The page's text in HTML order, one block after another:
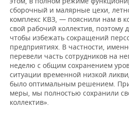
сборочный и малярные цехи,
комплекс КВЗ, — пояснили нам в
свой рабочий коллектив, поэтому
чтобы избежать сокращений
предприятиях. В частности,
перевели часть сотрудников на
неделю с общим сохранением
ситуации временной низкой
было оптимальным решением.
меры, мы полностью сохранили
коллектив».